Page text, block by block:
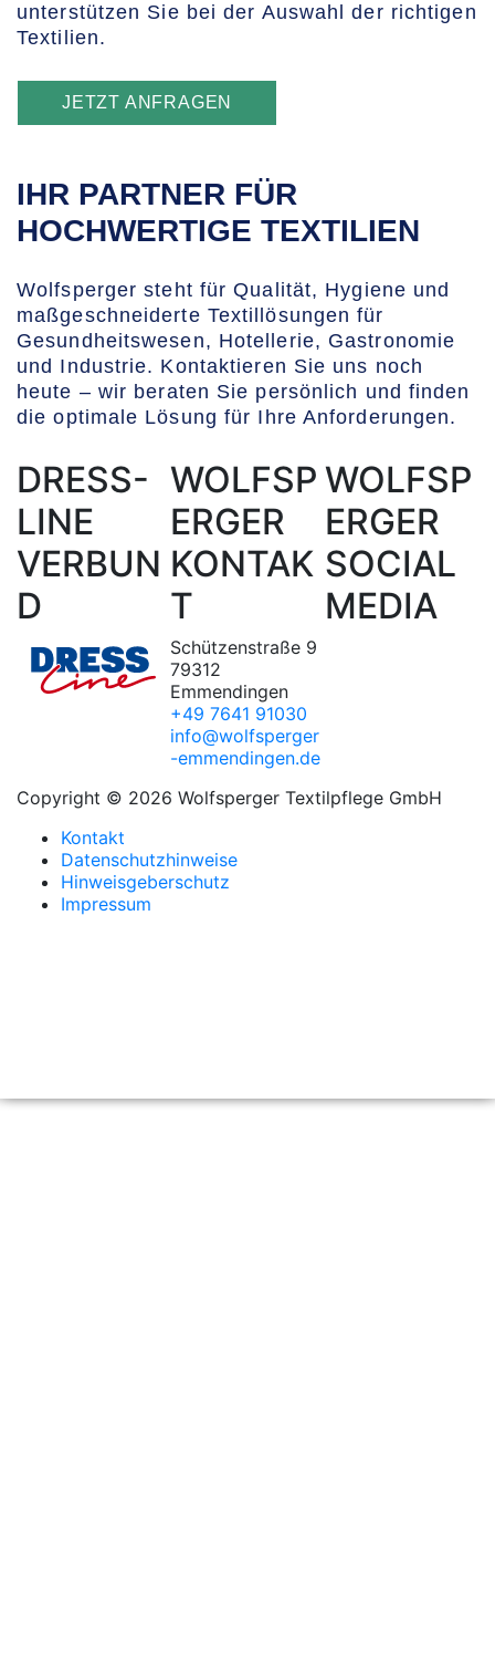
unterstützen Sie bei der Auswahl der richtigen
Textilien.
JETZT ANFRAGEN
IHR PARTNER FÜR
HOCHWERTIGE TEXTILIEN
Wolfsperger steht für Qualität, Hygiene und
maßgeschneiderte Textillösungen für
Gesundheitswesen, Hotellerie, Gastronomie
und Industrie. Kontaktieren Sie uns noch
heute – wir beraten Sie persönlich und finden
die optimale Lösung für Ihre Anforderungen.
DRESS-
LINE
VERBUN
D
WOLFSP
ERGER
KONTAK
T
Schützenstraße 9
79312
Emmendingen
+49 7641 91030
info@wolfsperger
-emmendingen.de
WOLFSP
ERGER
SOCIAL
MEDIA
Copyright © 2026 Wolfsperger Textilpflege GmbH
Kontakt
Datenschutzhinweise
Hinweisgeberschutz
Impressum